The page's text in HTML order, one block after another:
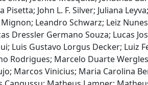
Pisetta; John L. F. Silver; Juliana
Leandro Schwarz; Leiz
Dressler Germano Souza; Lucas
Luis Gustavo Lorgus Decker;
Rodrigues; Marcelo Duarte
Marcos Vinicius; Maria Carolina